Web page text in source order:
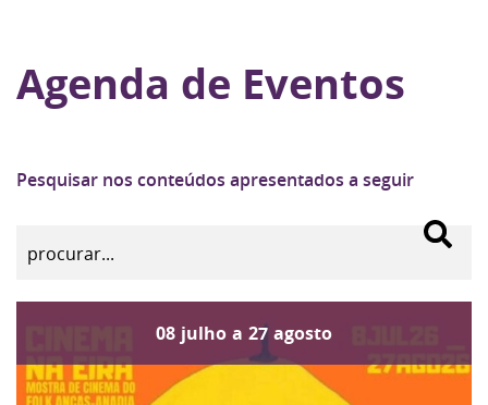
Agenda de Eventos
Pesquisar nos conteúdos apresentados a seguir
08 julho a 27 agosto